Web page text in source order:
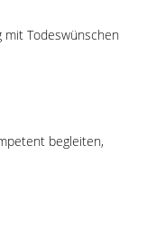
mit Todeswünschen
begleiten,